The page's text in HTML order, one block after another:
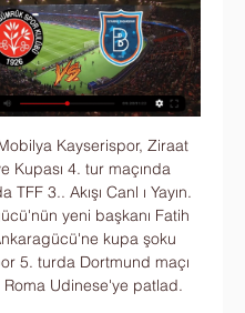
Kayserispor, Ziraat
Kupası 4. tur maçında
TFF 3.. Akışı Canl ı Yayın.
yeni başkanı Fatih
kupa şoku
5. turda Dortmund maçı
Udinese'ye patlad.